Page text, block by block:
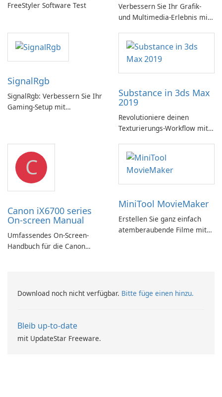
FreeStyler Software Test
Verbessern Sie Ihr Grafik-
und Multimedia-Erlebnis mit
SignalRgb
SignalRgb: Verbessern Sie Ihr
Gaming-Setup mit
Substance in 3ds Max
2019
Revolutioniere deinen
Texturierungs-Workflow mit
C
Canon iX6700 series
On-screen Manual
Umfassendes On-Screen-
Handbuch für die Canon
MiniTool MovieMaker
Erstellen Sie ganz einfach
atemberaubende Filme mit
Download noch nicht verfügbar. Bitte füge einen hinzu.
Bleib up-to-date
mit UpdateStar Freeware.